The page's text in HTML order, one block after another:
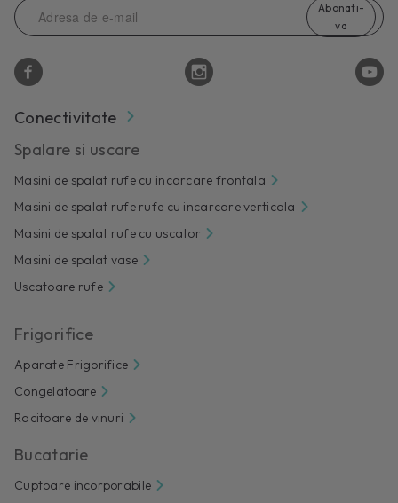
Abonati-
va
Conectivitate
Spalare si uscare
Masini de spalat rufe cu incarcare frontala
Masini de spalat rufe rufe cu incarcare verticala
Masini de spalat rufe cu uscator
Masini de spalat vase
Uscatoare rufe
Frigorifice
Aparate Frigorifice
Congelatoare
Racitoare de vinuri
Bucatarie
Cuptoare incorporabile